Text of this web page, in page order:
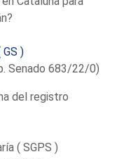
)
Senado 683/22/0)
del registro
( SGPS )